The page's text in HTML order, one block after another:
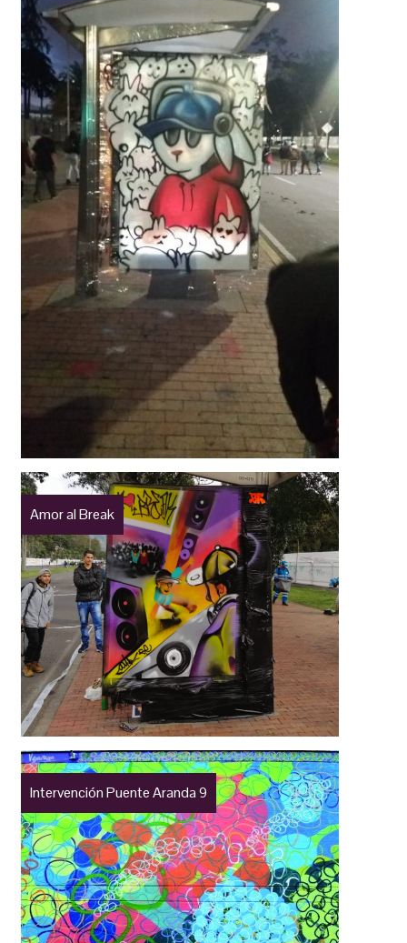
Amor al Break
Intervención Puente Aranda 9